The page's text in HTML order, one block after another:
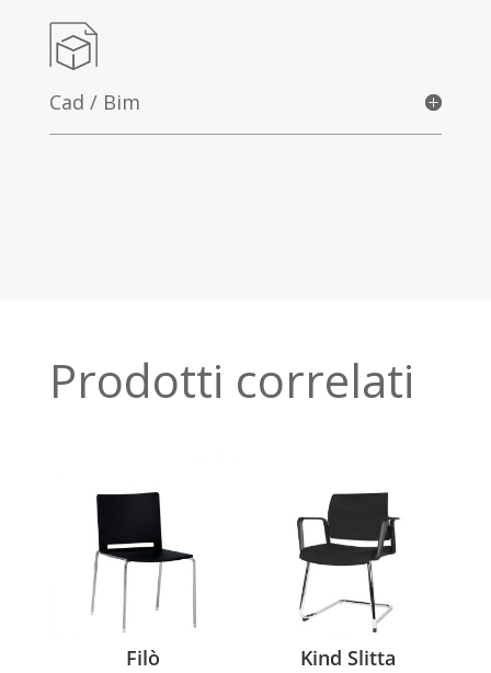
Cad / Bim
Prodotti correlati
Filò Kind Slitta